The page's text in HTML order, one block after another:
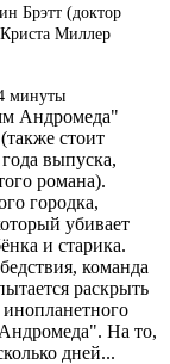
Брэтт (доктор
Миллер
минуты
Андромеда"
стоит
выпуска,
романа).
городка,
убивает
и старика.
команда
раскрыть
На то,
дней...